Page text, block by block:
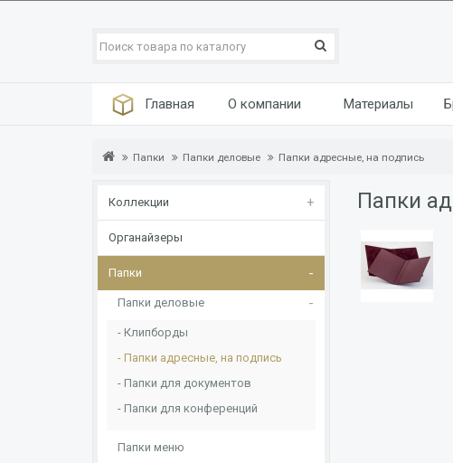
Главная О компании Материалы
Папки Папки деловые Папки адресные, на подпись
Коллекции
Органайзеры
Папки
Папки деловые
Клипборды
Папки адресные, на подпись
Папки для документов
Папки для конференций
Папки меню
Папки